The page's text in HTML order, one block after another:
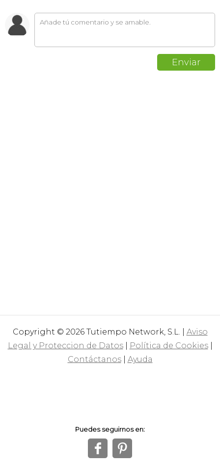
Copyright © 2026 Tutiempo Network, S.L. | Aviso
Legal y Proteccion de Datos| Política de Cookies|
Contáctanos| Ayuda
Puedes seguirnos en:
f 1